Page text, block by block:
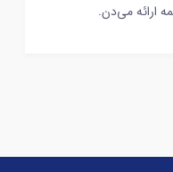
ارائه می‌دن.